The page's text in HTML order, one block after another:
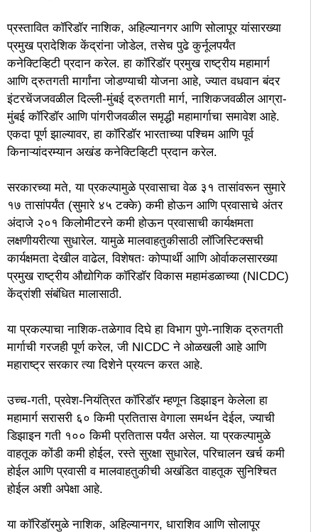
प्रस्तावित कॉरिडॉर नाशिक, अहिल्यानगर आणि सोलापूर यांसारख्या
प्रमुख प्रादेशिक केंद्रांना जोडेल, तसेच पुढे कुर्नूलपर्यंत
कनेक्टिव्हिटी प्रदान करेल. हा कॉरिडॉर प्रमुख राष्ट्रीय महामार्ग
आणि द्रुतगती मार्गांना जोडण्याची योजना आहे, ज्यात वधवान बंदर
इंटरचेंजजवळील दिल्ली-मुंबई द्रुतगती मार्ग, नाशिकजवळील आग्रा-
मुंबई कॉरिडॉर आणि पांगरीजवळील समृद्धी महामार्गाचा समावेश आहे.
एकदा पूर्ण झाल्यावर, हा कॉरिडॉर भारताच्या पश्चिम आणि पूर्व
किनाऱ्यांदरम्यान अखंड कनेक्टिव्हिटी प्रदान करेल.
सरकारच्या मते, या प्रकल्पामुळे प्रवासाचा वेळ ३१ तासांवरून सुमारे
१७ तासांपर्यंत (सुमारे ४५ टक्के) कमी होऊन आणि प्रवासाचे अंतर
अंदाजे २०१ किलोमीटरने कमी होऊन प्रवासाची कार्यक्षमता
लक्षणीयरीत्या सुधारेल. यामुळे मालवाहतुकीसाठी लॉजिस्टिक्सची
कार्यक्षमता देखील वाढेल, विशेषतः कोप्पार्थी आणि ओर्वाकलसारख्या
प्रमुख राष्ट्रीय औद्योगिक कॉरिडॉर विकास महामंडळाच्या (NICDC)
केंद्रांशी संबंधित मालासाठी.
या प्रकल्पाचा नाशिक-तळेगाव दिघे हा विभाग पुणे-नाशिक द्रुतगती
मार्गाची गरजही पूर्ण करेल, जी NICDC ने ओळखली आहे आणि
महाराष्ट्र सरकार त्या दिशेने प्रयत्न करत आहे.
उच्च-गती, प्रवेश-नियंत्रित कॉरिडॉर म्हणून डिझाइन केलेला हा
महामार्ग सरासरी ६० किमी प्रतितास वेगाला समर्थन देईल, ज्याची
डिझाइन गती १०० किमी प्रतितास पर्यंत असेल. या प्रकल्पामुळे
वाहतूक कोंडी कमी होईल, रस्ते सुरक्षा सुधारेल, परिचालन खर्च कमी
होईल आणि प्रवासी व मालवाहतुकीची अखंडित वाहतूक सुनिश्चित
होईल अशी अपेक्षा आहे.
या कॉरिडॉरमुळे नाशिक, अहिल्यानगर, धाराशिव आणि सोलापूर